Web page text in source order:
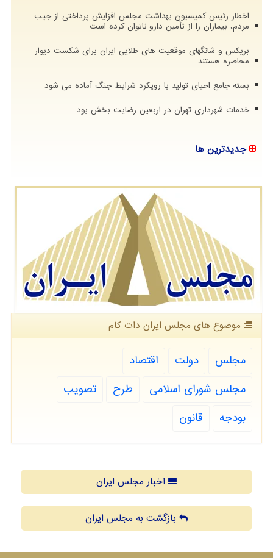
اخطار رئیس کمیسیون بهداشت مجلس افزایش پرداختی از جیب
مردم، بیماران را از تأمین دارو ناتوان کرده است
بریکس و شانگهای موقعیت های طلایی ایران برای شکست دیوار
محاصره هستند
بسته جامع احیای تولید با رویکرد شرایط جنگ آماده می شود
خدمات شهرداری تهران در اربعین رضایت بخش بود
جدیدترین ها
موضوع های مجلس ایران دات كام
مجلس دولت
اقتصاد
مجلس شورای اسلامی
طرح
تصویب
بودجه
قانون
اخبار مجلس ایران
بازگشت به مجلس ایران